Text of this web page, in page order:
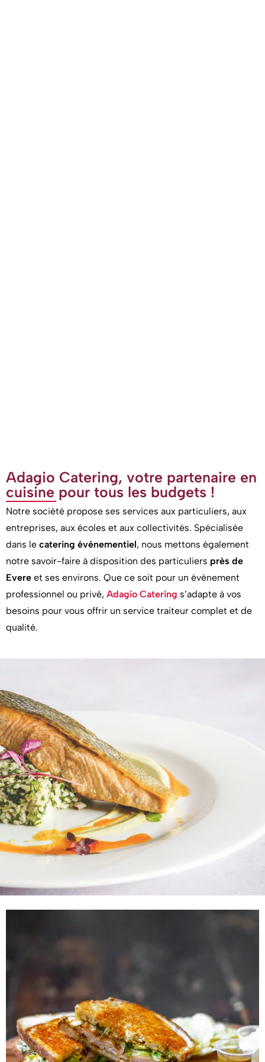
Adagio Catering, votre partenaire en
cuisine pour tous les budgets !
Notre société propose ses services aux particuliers, aux
entreprises, aux écoles et aux collectivités. Spécialisée
dans le catering événementiel, nous mettons également
notre savoir-faire à disposition des particuliers près de
Evere et ses environs. Que ce soit pour un événement
professionnel ou privé, Adagio Catering s’adapte à vos
besoins pour vous offrir un service traiteur complet et de
qualité.